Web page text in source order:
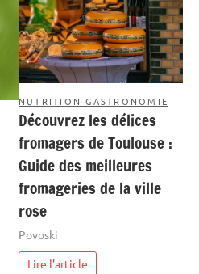
NUTRITION GASTRONOMIE
Découvrez les délices
fromagers de Toulouse :
Guide des meilleures
fromageries de la ville
rose
Povoski
Lire l'article